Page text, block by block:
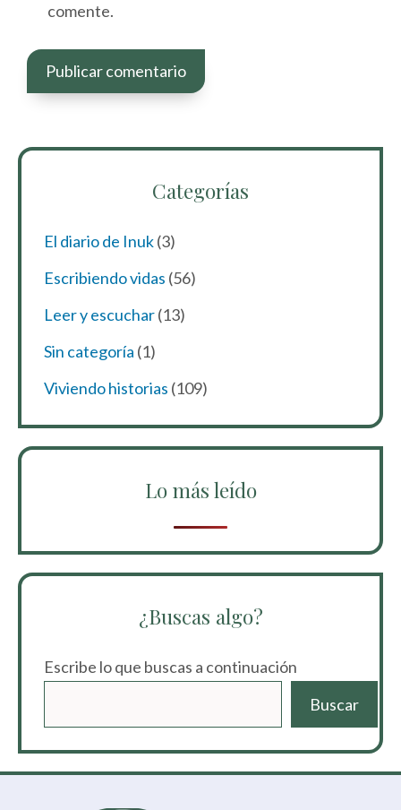
comente.
Categorías
El diario de Inuk(3)
Escribiendo vidas (56)
Leer y escuchar(13)
Sin categoría (1)
Viviendo historias (109)
Lo más leído
¿Buscas algo?
Escribe lo que buscas a continuación
Buscar